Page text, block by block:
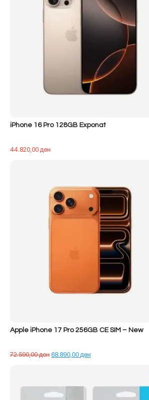
iPhone 16 Pro 128GB Exponat
44.820,00ден
Apple iPhone 17 Pro 256GB CE SIM – New
72.590,00денÇmimi
68.890,00ден
68.890,00 ден.